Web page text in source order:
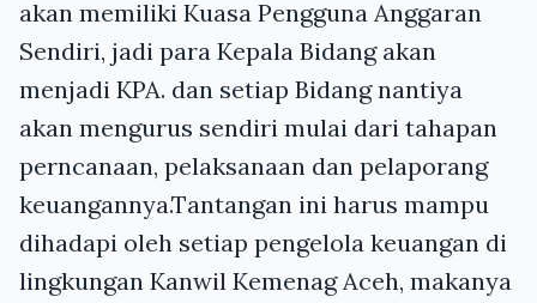
akan memiliki Kuasa Pengguna Anggaran
Sendiri, jadi para Kepala Bidang akan
menjadi KPA. dan setiap Bidang nantiya
akan mengurus sendiri mulai dari tahapan
perncanaan, pelaksanaan dan pelaporang
keuangannya.Tantangan ini harus mampu
dihadapi oleh setiap pengelola keuangan di
lingkungan Kanwil Kemenag Aceh, makanya